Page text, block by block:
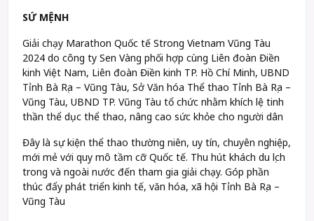
SỨ MỆNH
Giải chạy Marathon Quốc tế Strong Vietnam Vũng Tàu
2024 do công ty Sen Vàng phối hợp cùng Liên đoàn Điền
kinh Việt Nam, Liên đoàn Điền kinh TP. Hồ Chí Minh, UBND
Tỉnh Bà Rịa – Vũng Tàu, Sở Văn hóa Thể thao Tỉnh Bà Rịa –
Vũng Tàu, UBND TP. Vũng Tàu tổ chức nhằm khích lệ tinh
thần thể dục thể thao, nâng cao sức khỏe cho người dân
Đây là sự kiện thể thao thường niên, uy tín, chuyên nghiệp,
mới mẻ với quy mô tầm cỡ Quốc tế. Thu hút khách du lịch
trong và ngoài nước đến tham gia giải chạy. Góp phần
thúc đẩy phát triển kinh tế, văn hóa, xã hội Tỉnh Bà Rịa –
Vũng Tàu